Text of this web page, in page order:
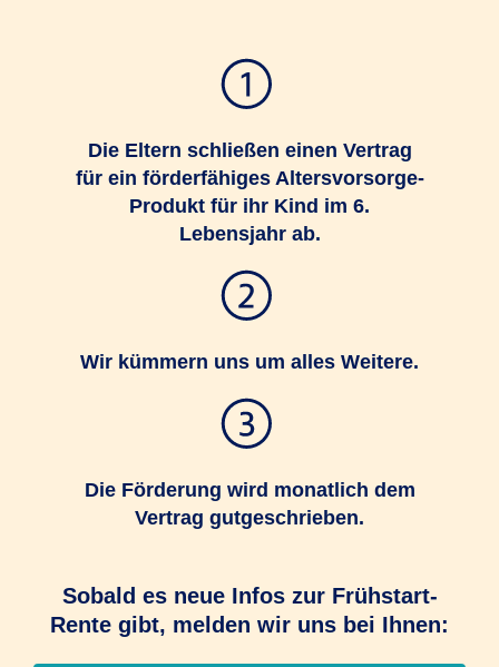
Die Eltern schließen einen Vertrag
für ein förderfähiges Altersvorsorge-
Produkt für ihr Kind im 6.
Lebensjahr ab.
Wir kümmern uns um alles Weitere.
Die Förderung wird monatlich dem
Vertrag gutgeschrieben.
Sobald es neue Infos zur Frühstart-
Rente gibt, melden wir uns bei Ihnen: